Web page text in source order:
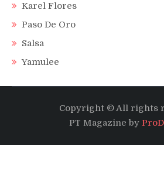
Karel Flores
Paso De Oro
Salsa
Yamulee
Copyright © All rights
PT Magazine by